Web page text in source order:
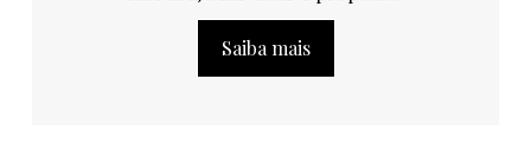
Saiba mais